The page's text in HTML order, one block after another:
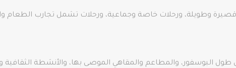
وطويلة، ورحلات خاصة وجماعية، ورحلات تشمل تجارب الطعام
البوسفور، والمطاعم والمقاهي الموصى بها، والأنشطة الثقافية